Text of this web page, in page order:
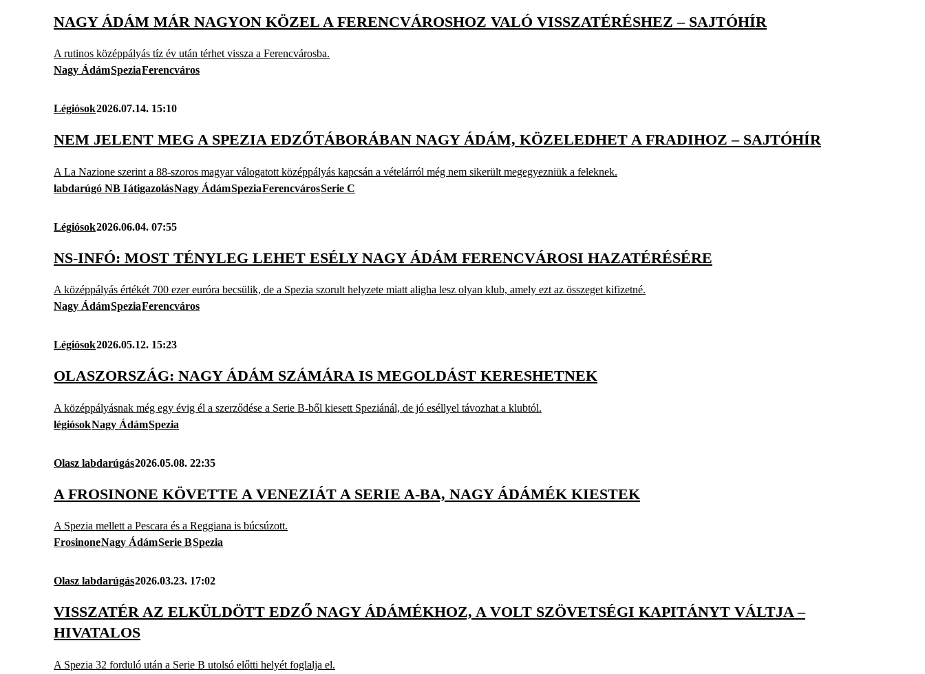
NAGY ÁDÁM MÁR NAGYON KÖZEL A FERENCVÁROSHOZ VALÓ VISSZATÉRÉSHEZ – SAJTÓHÍR
A rutinos középpályás tíz év után térhet vissza a Ferencvárosba.
Nagy ÁdámSpeziaFerencváros
Légiósok2026.07.14. 15:10
NEM JELENT MEG A SPEZIA EDZŐTÁBORÁBAN NAGY ÁDÁM, KÖZELEDHET A FRADIHOZ – SAJTÓHÍR
A La Nazione szerint a 88-szoros magyar válogatott középpályás kapcsán a vételárról még nem sikerült megegyezniük a feleknek.
labdarúgó NB IátigazolásNagy ÁdámSpeziaFerencvárosSerie C
Légiósok2026.06.04. 07:55
NS-INFÓ: MOST TÉNYLEG LEHET ESÉLY NAGY ÁDÁM FERENCVÁROSI HAZATÉRÉSÉRE
A középpályás értékét 700 ezer euróra becsülik, de a Spezia szorult helyzete miatt aligha lesz olyan klub, amely ezt az összeget kifizetné.
Nagy ÁdámSpeziaFerencváros
Légiósok2026.05.12. 15:23
OLASZORSZÁG: NAGY ÁDÁM SZÁMÁRA IS MEGOLDÁST KERESHETNEK
A középpályásnak még egy évig él a szerződése a Serie B-ből kiesett Speziánál, de jó eséllyel távozhat a klubtól.
légiósokNagy ÁdámSpezia
Olasz labdarúgás2026.05.08. 22:35
A FROSINONE KÖVETTE A VENEZIÁT A SERIE A-BA, NAGY ÁDÁMÉK KIESTEK
A Spezia mellett a Pescara és a Reggiana is búcsúzott.
FrosinoneNagy ÁdámSerie BSpezia
Olasz labdarúgás2026.03.23. 17:02
VISSZATÉR AZ ELKÜLDÖTT EDZŐ NAGY ÁDÁMÉKHOZ, A VOLT SZÖVETSÉGI KAPITÁNYT VÁLTJA –
HIVATALOS
A Spezia 32 forduló után a Serie B utolsó előtti helyét foglalja el.